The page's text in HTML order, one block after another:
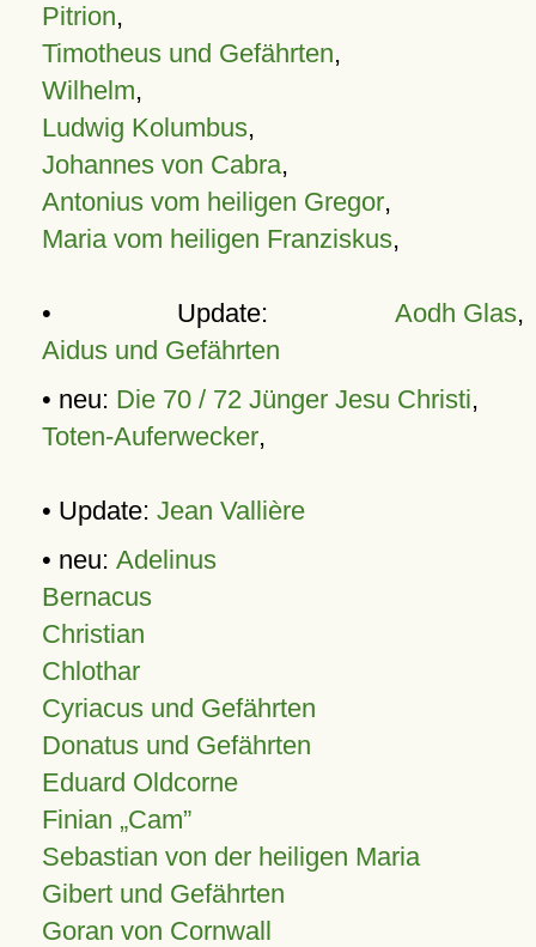
Pitrion,
Timotheus und Gefährten,
Wilhelm,
Ludwig Kolumbus,
Johannes von Cabra,
Antonius vom heiligen Gregor,
Maria vom heiligen Franziskus,
• Update: Aodh Glas,
Aidus und Gefährten
• neu: Die 70 / 72 Jünger Jesu Christi,
Toten-Auferwecker,
• Update: Jean Vallière
• neu: Adelinus
Bernacus
Christian
Chlothar
Cyriacus und Gefährten
Donatus und Gefährten
Eduard Oldcorne
Finian Cam
Sebastian von der heiligen Maria
Gibert und Gefährten
Goran von Cornwall